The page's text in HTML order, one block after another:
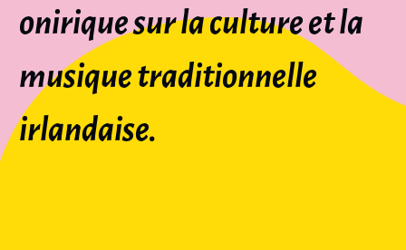
onirique sur la culture et la
musique traditionnelle
irlandaise.